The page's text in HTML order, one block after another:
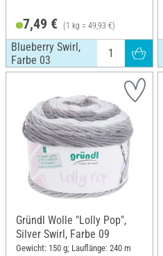
7,49 € (1 kg = 49,93 €)
Blueberry Swirl,
Farbe 03
Gründl Wolle "Lolly Pop",
Silver Swirl, Farbe 09
Gewicht: 150 g; Lauflänge: 240 m